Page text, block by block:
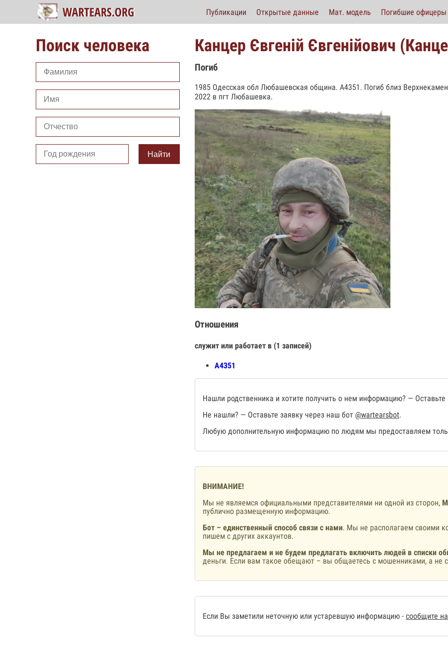
Публикации Открытые данные Мат. модель Погибшие офицеры
Поиск человека
Найти
Канцер Євгеній Євгенійович
Погиб
1985 Одесская обл Любашевская община. А4351. Погиб близ
2022 в пгт Любашевка.
Отношения
служит или работает в (1 записей)
А4351
Нашли родственника и хотите получить о нем информацию? — Оставьте
Не нашли? — Оставьте заявку через наш бот @wartearsbot.
Любую дополнительную информацию по людям мы предоставляем
ВНИМАНИЕ!
Мы не являемся официальными представителями ни одной из сторон,
публично размещенную информацию.
Бот – единственный способ связи с нами. Мы не располагаем своими
пишем с других аккаунтов.
Мы не предлагаем и не будем предлагать включить людей в списки
деньги. Если вам такое обещают – вы общаетесь с мошенниками, а не
Если Вы заметили неточную или устаревшую информацию - сообщите